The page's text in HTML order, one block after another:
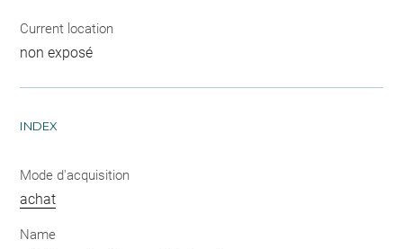
Current location
non exposé
INDEX
Mode d'acquisition
achat
Name